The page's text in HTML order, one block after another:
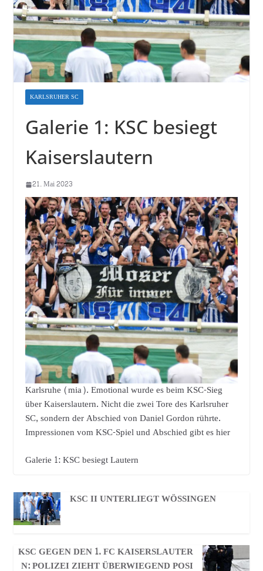
KARLSRUHER SC
Galerie 1: KSC besiegt
Kaiserslautern
21. Mai 2023
Karlsruhe (mia). Emotional wurde es beim KSC-Sieg
über Kaiserslautern. Nicht die zwei Tore des Karlsruher
SC, sondern der Abschied von Daniel Gordon rührte.
Impressionen vom KSC-Spiel und Abschied gibt es hier
Galerie 1: KSC besiegt Lautern
KSC II UNTERLIEGT WÖSSINGEN
KSC GEGEN DEN 1. FC KAISERSLAUTER
N: POLIZEI ZIEHT ÜBERWIEGEND POSI